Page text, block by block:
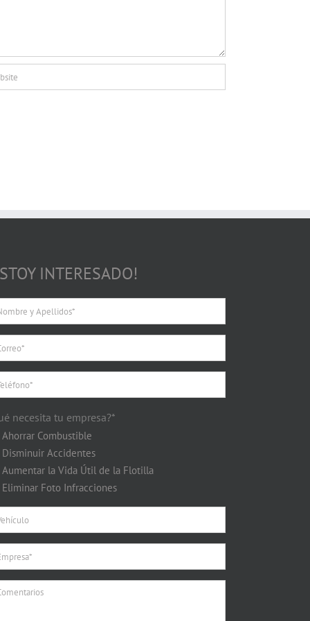
INTERESADO!
necesita tu empresa?*
Ahorrar Combustible
Disminuir Accidentes
Aumentar la Vida Útil de la Flotilla
Eliminar Foto Infracciones